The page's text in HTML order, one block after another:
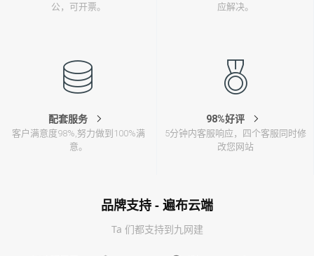
公，可开票。
应解决。
配套服务
客户满意度98%,努力做到100%满
意。
98%好评
5分钟内客服响应，四个客服同时修
改您网站
品牌支持 - 遍布云端
Ta 们都支持到九网建